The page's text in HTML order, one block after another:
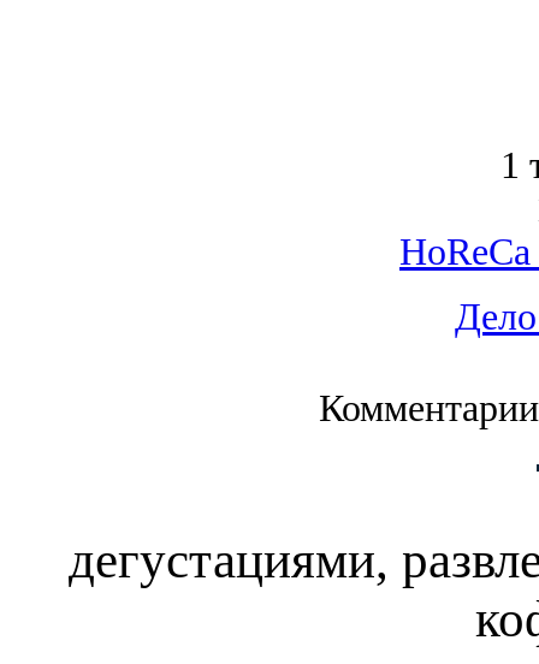
1
дегустациями,